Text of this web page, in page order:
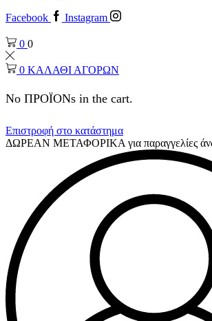
Facebook Instagram
0 0
0 ΚΑΛΑΘΙ ΑΓΟΡΩΝ
No ΠΡΟΪΟΝs in the cart.
Επιστροφή στο κατάστημα
ΔΩΡΕΑΝ ΜΕΤΑΦΟΡΙΚΑ για παραγγελίες